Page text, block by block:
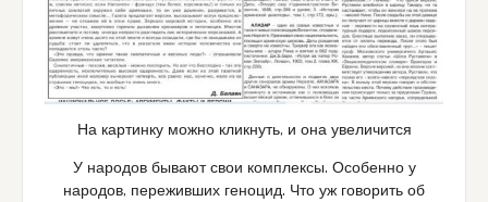
На картинку можно кликнуть, и она увеличится
У народов бывают свои комплексы. Особенно у
народов, переживших геноцид. Что уж говорить об